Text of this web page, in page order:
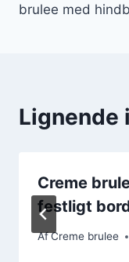
brulee med
Creme
festligt
AfCreme brulee